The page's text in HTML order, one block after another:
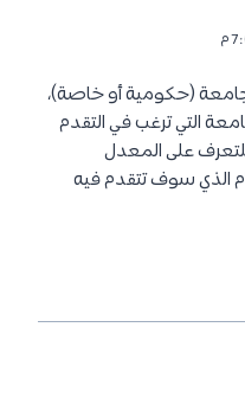
(حكومية أو خاصة)،
التي ترغب في التقدم
للتعرف على المعدل
الذي سوف تتقدم فيه